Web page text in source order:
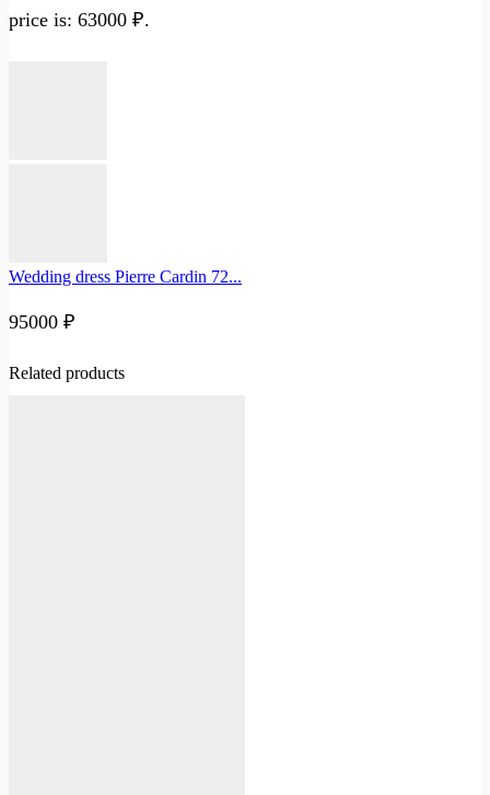
price is: 63000 ₽.
Wedding dress Pierre Cardin 72...
95000 ₽
Related products